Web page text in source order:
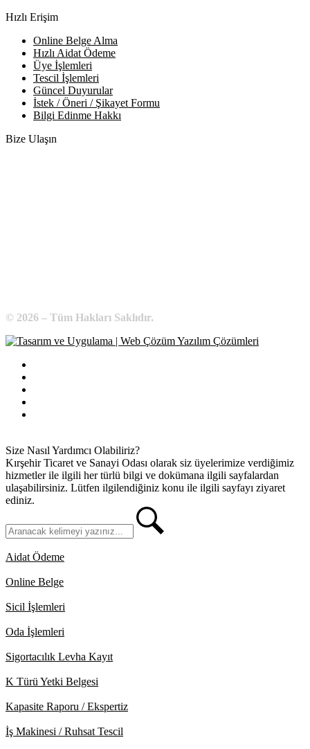
Hızlı Erişim
Online Belge Alma
Hızlı Aidat Ödeme
Üye İşlemleri
Tescil İşlemleri
Güncel Duyurular
İstek / Öneri / Şikayet Formu
Bilgi Edinme Hakkı
Bize Ulaşın
© 2026 – Tüm Hakları Saklıdır.
Size Nasıl Yardımcı Olabiliriz?
Kırşehir Ticaret ve Sanayi Odası olarak siz üyelerimize verdiğimiz
hizmetler ile ilgili her türlü bilgi ve dokümana ilgili sayfalardan
ulaşabilirsiniz. Lütfen ilgilendiğiniz konu ile ilgili sayfayı ziyaret
ediniz.
Aidat Ödeme
Online Belge
Sicil İşlemleri
Oda İşlemleri
Sigortacılık Levha Kayıt
K Türü Yetki Belgesi
Kapasite Raporu / Ekspertiz
İş Makinesi / Ruhsat Tescil